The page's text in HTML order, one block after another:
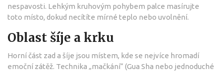
nespavosti. Lehkým kruhovým pohybem palce masírujte
toto místo, dokud necítíte mírné teplo nebo uvolnění.
Oblast šíje a krku
Horní část zad a šíje jsou místem, kde se nejvíce hromadí
emoční zátěž. Technika „mačkání“ (Gua Sha nebo jednoduché